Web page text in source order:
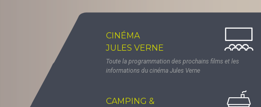
CINÉMA
JULES VERNE
Toute la programmation des prochains films et les
informations du cinéma Jules Verne
CAMPING &